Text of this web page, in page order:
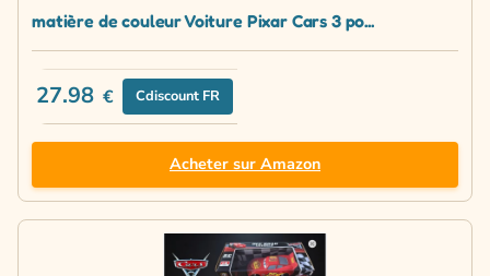
matière de couleur Voiture Pixar Cars 3 po...
27.98 € Cdiscount FR
Acheter sur Amazon